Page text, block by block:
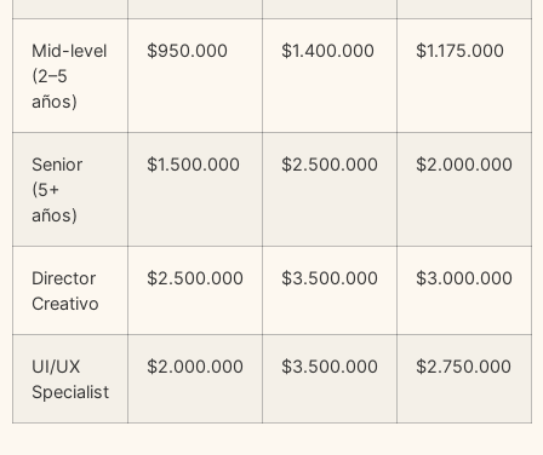
Mid-level
(2–5
años)
$950.000 $1.400.000 $1.175.000
Senior
(5+
años)
$1.500.000 $2.500.000 $2.000.000
Director
Creativo
$2.500.000 $3.500.000 $3.000.000
UI/UX
Specialist
$2.000.000 $3.500.000 $2.750.000